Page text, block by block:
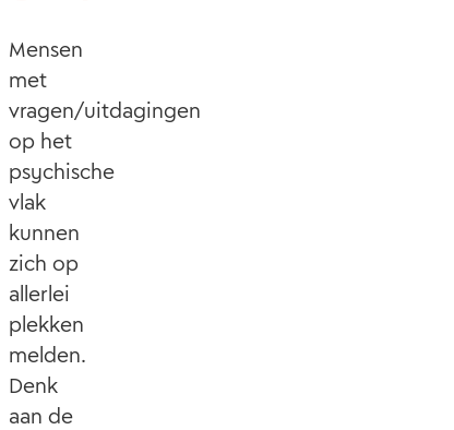
Mensen
met
vragen/uitdagingen
op het
psychische
vlak
kunnen
zich op
allerlei
plekken
melden.
Denk
aan de